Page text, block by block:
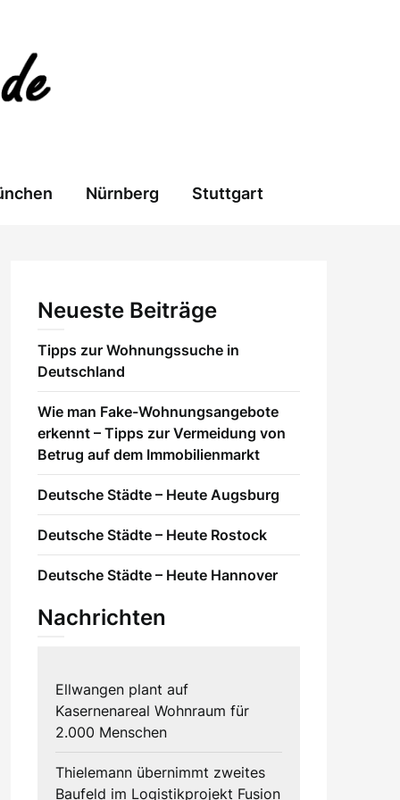
Nürnberg Stuttgart
Neueste Beiträge
Tipps zur Wohnungssuche in
Deutschland
Wie man Fake-Wohnungsangebote
erkennt – Tipps zur Vermeidung von
Betrug auf dem Immobilienmarkt
Deutsche Städte – Heute Augsburg
Deutsche Städte – Heute Rostock
Deutsche Städte – Heute Hannover
Nachrichten
Ellwangen plant auf
Kasernenareal Wohnraum für
2.000 Menschen
Thielemann übernimmt zweites
Baufeld im Logistikprojekt Fusion